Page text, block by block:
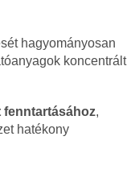
hagyományosan
koncentrált
,
hatékony